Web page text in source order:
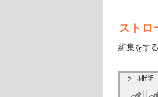
ストロ
編集をす